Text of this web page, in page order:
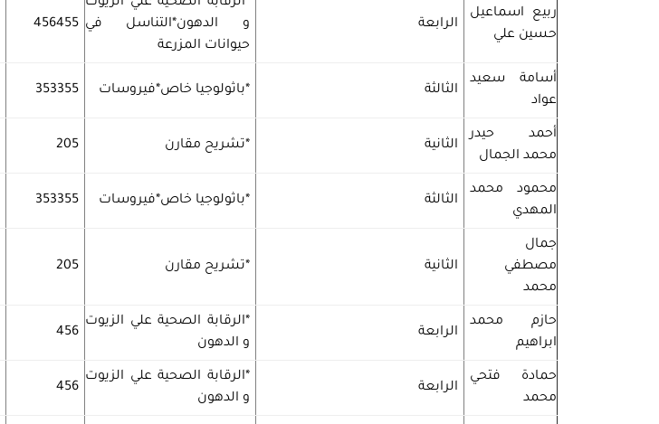
ربيع اسماعيل
حسين علي
الرابعة
و الدهون*التناسل في
حيوانات المزرعة
456455
أسامة سعيد
عواد
الثالثة *باثولوجيا خاص*فيروسات 353355
أحمد حيدر
محمد الجمال
الثانية *تشريح مقارن 205
محمود محمد
المهدي
الثالثة *باثولوجيا خاص*فيروسات 353355
جمال
مصطفي
محمد
الثانية *تشريح مقارن 205
حازم محمد
ابراهيم
الرابعة
*الرقابة الصحية علي الزيوت
و الدهون
456
حمادة فتحي
محمد
الرابعة
*الرقابة الصحية علي الزيوت
و الدهون
456